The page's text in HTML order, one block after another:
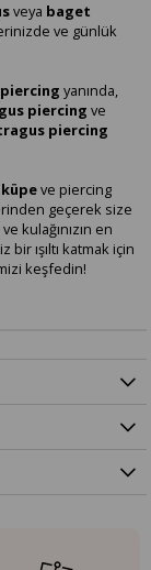
veya baget
ve günlük
yanında,
piercing ve
piercing
ve piercing
geçerek size
kulağınızın en
ışıltı katmak için
keşfedin!